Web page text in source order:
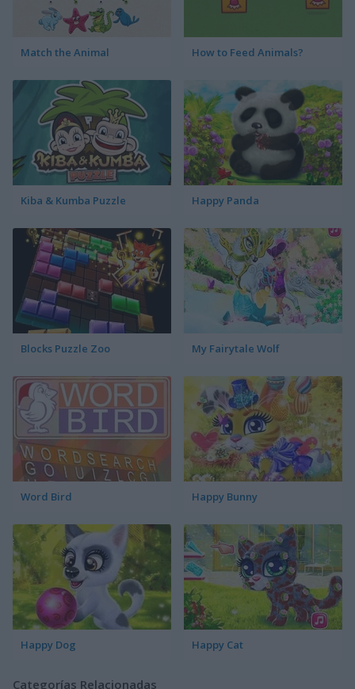
Match the Animal How to Feed Animals?
Kiba & Kumba Puzzle Happy Panda
Blocks Puzzle Zoo My Fairytale Wolf
Word Bird Happy Bunny
Happy Dog Happy Cat
Categorías Relacionadas